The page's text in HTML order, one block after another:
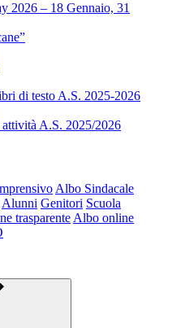
2026 – 18 Gennaio, 31
di testo A.S. 2025-2026
A.S. 2025/2026
Albo Sindacale
Alunni Genitori Scuola
trasparente Albo online